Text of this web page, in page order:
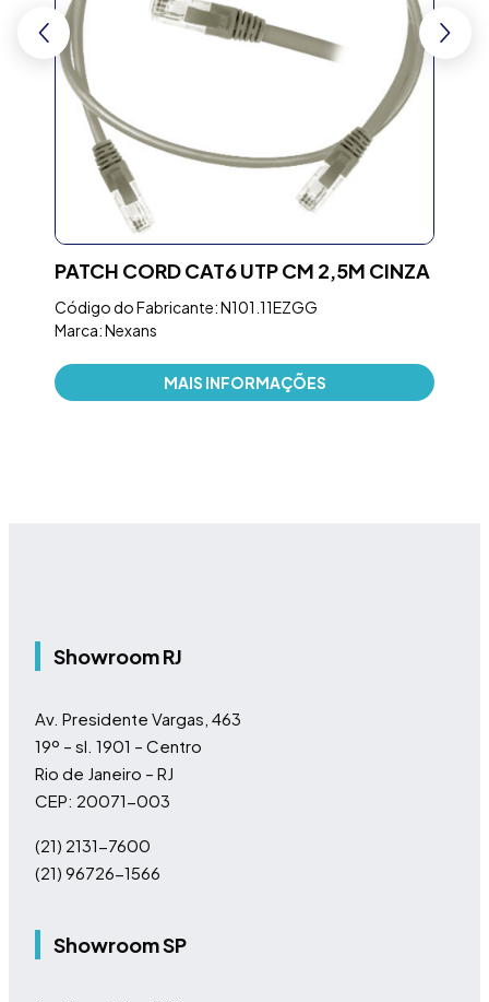
PATCH CORD CAT6 UTP CM 2,5M CINZA
Código do Fabricante: N101.11EZGG
Marca: Nexans
MAIS INFORMAÇÕES
Showroom RJ
Av. Presidente Vargas, 463
19º – sl. 1901 – Centro
Rio de Janeiro – RJ
CEP: 20071-003
(21) 2131-7600
(21) 96726-1566
Showroom SP